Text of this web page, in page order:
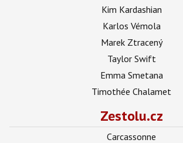
Kim Kardashian
Karlos Vémola
Marek Ztracený
Taylor Swift
Emma Smetana
Timothée Chalamet
Zestolu.cz
Carcassonne